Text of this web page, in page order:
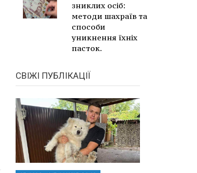
зниклих осіб:
методи шахраїв та
способи
уникнення їхніх
пасток.
СВІЖІ ПУБЛІКАЦІЇ